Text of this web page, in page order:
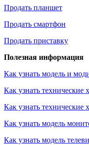
Продать планшет
Продать смартфон
Продать приставку
Полезная информация
Как узнать модель и
Как узнать технические
Как узнать технические
Как узнать модель
Как узнать модель